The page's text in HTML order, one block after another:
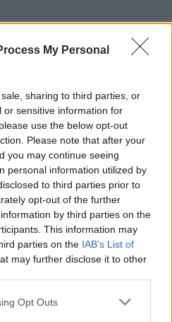
My Personal
sharing to third parties, or
or sensitive information for
use the below opt-out
Please note that after your
you may continue seeing
personal information utilized by
to third parties prior to
opt-out of the further
by third parties on the
This information may
parties on the IAB’s List of
may further disclose it to other
app uses one or more Google
Opt Outs